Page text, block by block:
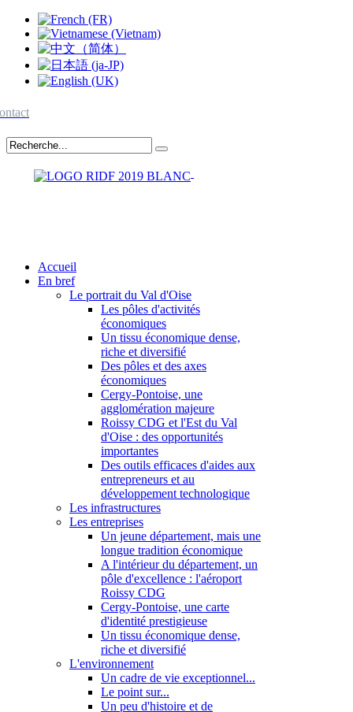
Accueil
En bref
Le portrait du Val d'Oise
Les pôles d'activités
économiques
Un tissu économique dense,
riche et diversifié
Des pôles et des axes
économiques
Cergy-Pontoise, une
agglomération majeure
Roissy CDG et l'Est du Val
d'Oise : des opportunités
importantes
Des outils efficaces d'aides aux
entrepreneurs et au
développement technologique
Les infrastructures
Les entreprises
Un jeune département, mais une
longue tradition économique
A l'intérieur du département, un
pôle d'excellence : l'aéroport
Roissy CDG
Cergy-Pontoise, une carte
d'identité prestigieuse
Un tissu économique dense,
riche et diversifié
L'environnement
Un cadre de vie exceptionnel...
Le point sur...
Un peu d'histoire et de